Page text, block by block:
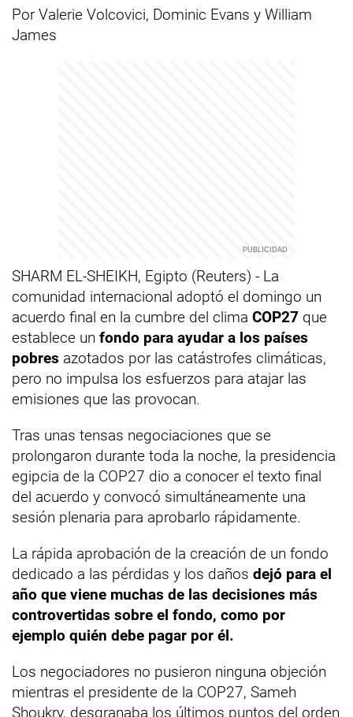
Por Valerie Volcovici, Dominic Evans y William
James
SHARM EL-SHEIKH, Egipto (Reuters) - La
comunidad internacional adoptó el domingo un
acuerdo final en la cumbre del clima COP27 que
establece un fondo para ayudar a los países
pobres azotados por las catástrofes climáticas,
pero no impulsa los esfuerzos para atajar las
emisiones que las provocan.
Tras unas tensas negociaciones que se
prolongaron durante toda la noche, la presidencia
egipcia de la COP27 dio a conocer el texto final
del acuerdo y convocó simultáneamente una
sesión plenaria para aprobarlo rápidamente.
La rápida aprobación de la creación de un fondo
dedicado a las pérdidas y los daños dejó para el
año que viene muchas de las decisiones más
controvertidas sobre el fondo, como por
ejemplo quién debe pagar por él.
Los negociadores no pusieron ninguna objeción
mientras el presidente de la COP27, Sameh
Shoukry, desgranaba los últimos puntos del orden